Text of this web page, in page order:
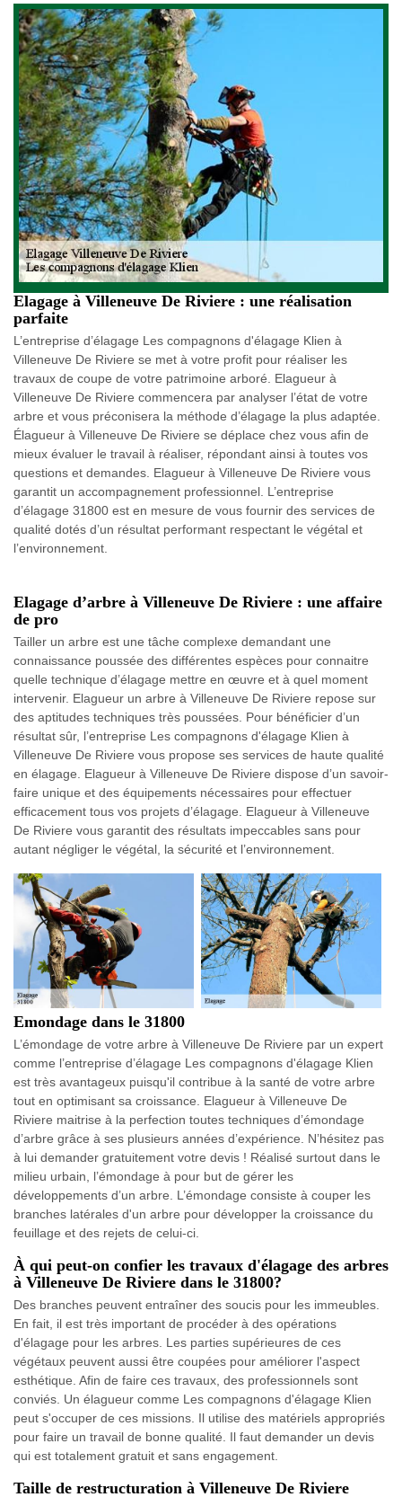
Elagage à Villeneuve De Riviere : une réalisation
parfaite
L’entreprise d’élagage Les compagnons d'élagage Klien à
Villeneuve De Riviere se met à votre profit pour réaliser les
travaux de coupe de votre patrimoine arboré. Elagueur à
Villeneuve De Riviere commencera par analyser l’état de votre
arbre et vous préconisera la méthode d’élagage la plus adaptée.
Élagueur à Villeneuve De Riviere se déplace chez vous afin de
mieux évaluer le travail à réaliser, répondant ainsi à toutes vos
questions et demandes. Elagueur à Villeneuve De Riviere vous
garantit un accompagnement professionnel. L’entreprise
d’élagage 31800 est en mesure de vous fournir des services de
qualité dotés d’un résultat performant respectant le végétal et
l’environnement.
Elagage d’arbre à Villeneuve De Riviere : une affaire
de pro
Tailler un arbre est une tâche complexe demandant une
connaissance poussée des différentes espèces pour connaitre
quelle technique d’élagage mettre en œuvre et à quel moment
intervenir. Elagueur un arbre à Villeneuve De Riviere repose sur
des aptitudes techniques très poussées. Pour bénéficier d’un
résultat sûr, l’entreprise Les compagnons d'élagage Klien à
Villeneuve De Riviere vous propose ses services de haute qualité
en élagage. Elagueur à Villeneuve De Riviere dispose d’un savoir-
faire unique et des équipements nécessaires pour effectuer
efficacement tous vos projets d’élagage. Elagueur à Villeneuve
De Riviere vous garantit des résultats impeccables sans pour
autant négliger le végétal, la sécurité et l’environnement.
Emondage dans le 31800
L’émondage de votre arbre à Villeneuve De Riviere par un expert
comme l’entreprise d’élagage Les compagnons d'élagage Klien
est très avantageux puisqu'il contribue à la santé de votre arbre
tout en optimisant sa croissance. Elagueur à Villeneuve De
Riviere maitrise à la perfection toutes techniques d’émondage
d’arbre grâce à ses plusieurs années d’expérience. N’hésitez pas
à lui demander gratuitement votre devis ! Réalisé surtout dans le
milieu urbain, l’émondage à pour but de gérer les
développements d’un arbre. L’émondage consiste à couper les
branches latérales d'un arbre pour développer la croissance du
feuillage et des rejets de celui-ci.
À qui peut-on confier les travaux d'élagage des arbres
à Villeneuve De Riviere dans le 31800?
Des branches peuvent entraîner des soucis pour les immeubles.
En fait, il est très important de procéder à des opérations
d'élagage pour les arbres. Les parties supérieures de ces
végétaux peuvent aussi être coupées pour améliorer l'aspect
esthétique. Afin de faire ces travaux, des professionnels sont
conviés. Un élagueur comme Les compagnons d'élagage Klien
peut s'occuper de ces missions. Il utilise des matériels appropriés
pour faire un travail de bonne qualité. Il faut demander un devis
qui est totalement gratuit et sans engagement.
Taille de restructuration à Villeneuve De Riviere